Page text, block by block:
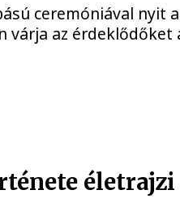
ceremóniával nyit
az érdeklődőket